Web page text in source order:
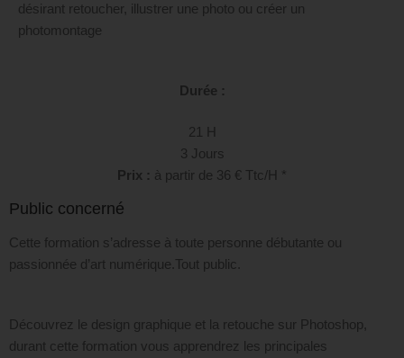
désirant retoucher, illustrer une photo ou créer un
photomontage
Durée :
21 H
3 Jours
Prix : à partir de 36 € Ttc/H *
Public concerné
Cette formation s’adresse à toute personne débutante ou
passionnée d’art numérique.Tout public.
Découvrez le design graphique et la retouche sur Photoshop,
durant cette formation vous apprendrez les principales